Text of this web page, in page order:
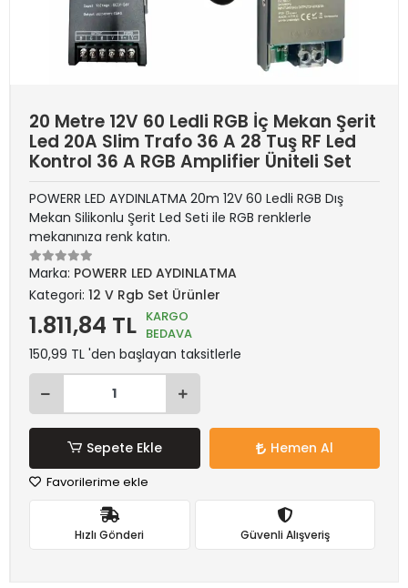
20 Metre 12V 60 Ledli RGB İç Mekan Şerit
Led 20A Slim Trafo 36 A 28 Tuş RF Led
Kontrol 36 A RGB Amplifier Üniteli Set
POWERR LED AYDINLATMA 20m 12V 60 Ledli RGB Dış
Mekan Silikonlu Şerit Led Seti ile RGB renklerle
mekanınıza renk katın.
Marka: POWERR LED AYDINLATMA
Kategori: 12 V Rgb Set Ürünler
1.811,84 TL KARGO
BEDAVA
150,99 TL 'den başlayan taksitlerle
Sepete Ekle Hemen Al
Favorilerime ekle
Hızlı Gönderi Güvenli Alışveriş